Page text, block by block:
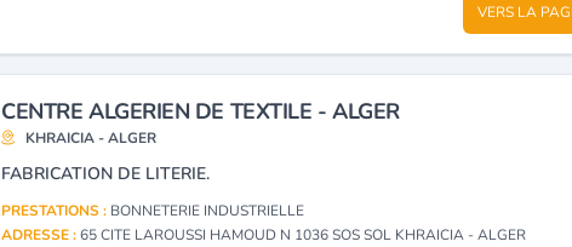
VERS LA
CENTRE ALGERIEN DE TEXTILE - ALGER
KHRAICIA - ALGER
FABRICATION DE LITERIE.
PRESTATIONS : BONNETERIE INDUSTRIELLE
ADRESSE :65 CITE LAROUSSI HAMOUD N 1036 SOS SOL KHRAICIA - ALGER